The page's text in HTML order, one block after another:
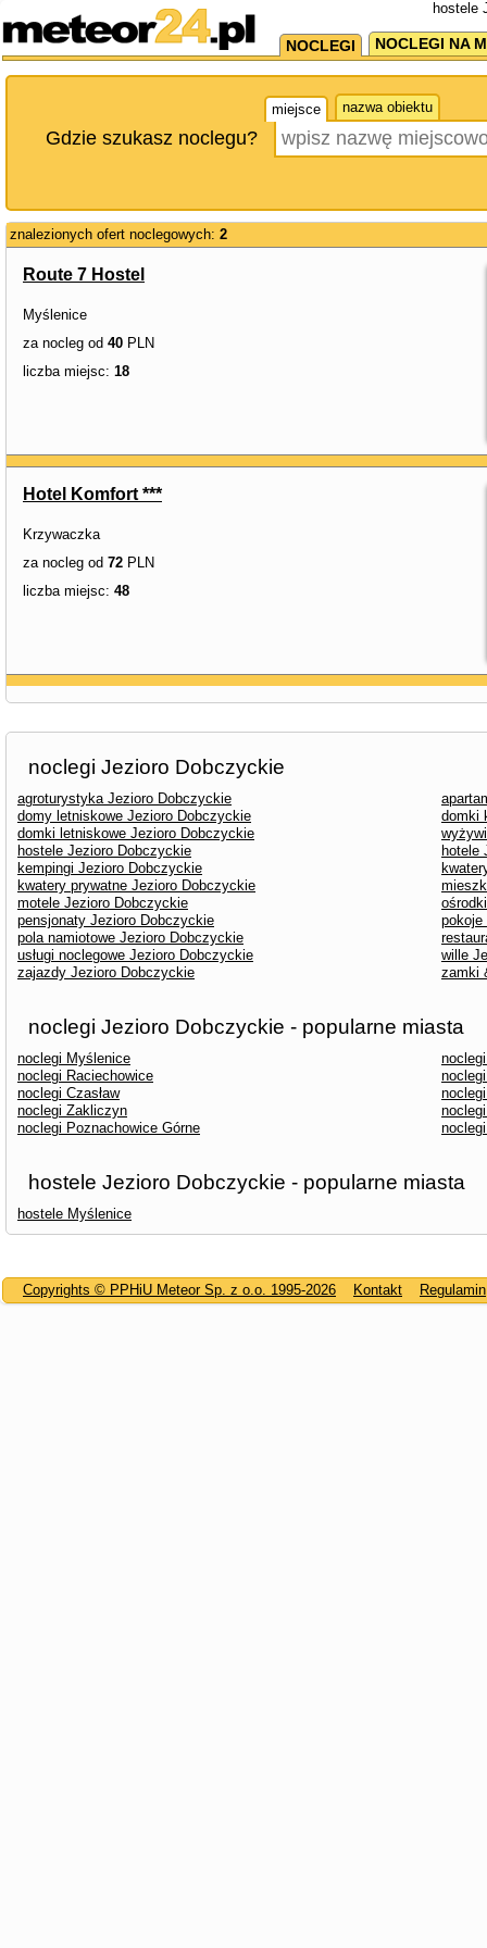
hostele
NOCLEGI NOCLEGI NA
miejsce nazwa obiektu
Gdzie szukasz noclegu?
znalezionych ofert noclegowych: 2
Route 7 Hostel
Myślenice
za nocleg od 40 PLN
liczba miejsc: 18
Hotel Komfort ***
Krzywaczka
za nocleg od 72 PLN
liczba miejsc: 48
noclegi Jezioro Dobczyckie
agroturystyka Jezioro Dobczyckie
domy letniskowe Jezioro Dobczyckie
domki
domki letniskowe Jezioro Dobczyckie
hostele Jezioro Dobczyckie
hotele
kempingi Jezioro Dobczyckie
kwatery prywatne Jezioro Dobczyckie
motele Jezioro Dobczyckie
pensjonaty Jezioro Dobczyckie
pokoje
pola namiotowe Jezioro Dobczyckie
usługi noclegowe Jezioro Dobczyckie
wille
zajazdy Jezioro Dobczyckie
zamki
noclegi Jezioro Dobczyckie - popularne miasta
noclegi Myślenice
noclegi Raciechowice
noclegi Czasław
noclegi Zakliczyn
noclegi Poznachowice Górne
hostele Jezioro Dobczyckie - popularne miasta
hostele Myślenice
Copyrights © PPHiU Meteor Sp. z o.o. 1995-2026 Kontakt Regulamin